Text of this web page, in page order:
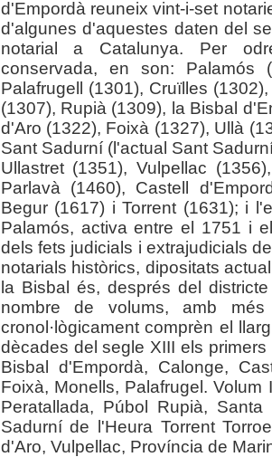
d'Empordà reuneix vint-i-set
d'algunes d'aquestes daten del
notarial a Catalunya. Per
conservada, en son: Palamós
Palafrugell (1301), Cruïlles
(1307), Rupià (1309), la Bisbal
d'Aro (1322), Foixà (1327), Ullà
Sant Sadurní (l'actual Sant
Ullastret (1351), Vulpellac
Parlavà (1460), Castell
Begur (1617) i Torrent (1631); i
Palamós, activa entre el 1751 i
dels fets judicials i extrajudicials
notarials històrics, dipositats
la Bisbal és, després del
nombre de volums, amb
cronol·lògicament comprèn el
dècades del segle XIII els
Bisbal d'Empordà, Calonge,
Foixà, Monells, Palafrugel.
Peratallada, Púbol Rupià,
Sadurní de l'Heura Torrent
d'Aro, Vulpellac, Província de